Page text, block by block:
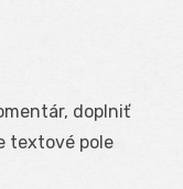
doplniť
textové pole